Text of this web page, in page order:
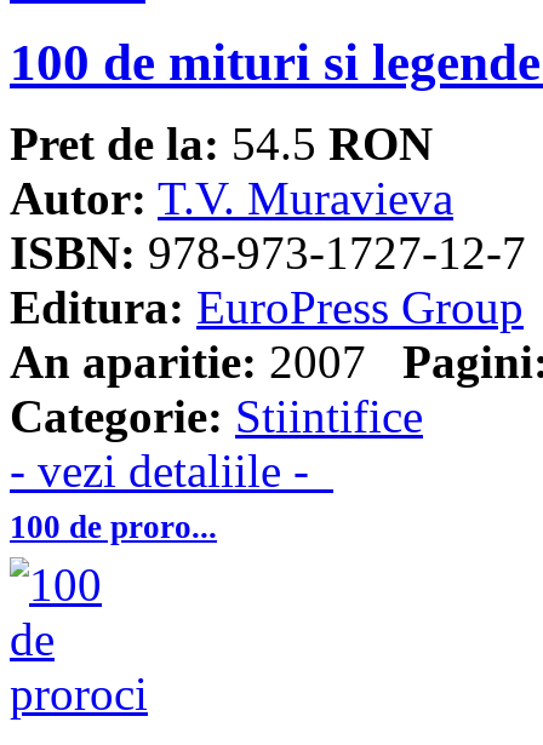
100 de mituri si
Pret de la: 54.5 RON
Autor: T.V. Muravieva
ISBN: 978-973-1727-12-7
Editura: EuroPress Group
An aparitie: 2007
Categorie: Stiintifice
- vezi detaliile -
100 de proro...